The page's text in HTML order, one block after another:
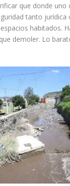
que donde uno
tanto jurídica
habitados.
demoler. Lo